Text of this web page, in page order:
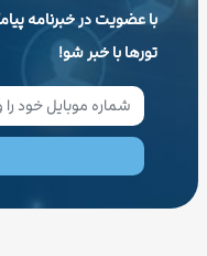
با عضویت در خبرنامه
تورها با خبر شو!